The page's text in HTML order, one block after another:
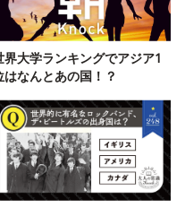
界大学ランキングでアジア1
はなんとあの国！？